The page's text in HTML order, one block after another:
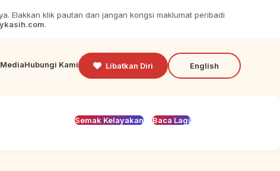
Elakkan klik pautan dan jangan kongsi maklumat peribadi
.
MediaHubungi Kami Libatkan Diri English
Semak Kelayakan Baca Lagi